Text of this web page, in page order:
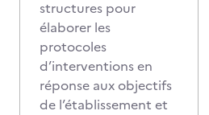
structures pour
élaborer les
protocoles
d’interventions en
réponse aux objectifs
de l’établissement et